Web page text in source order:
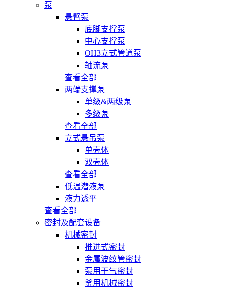
泵
悬臂泵
底脚支撑泵
中心支撑泵
OH3立式管道泵
轴流泵
查看全部
两端支撑泵
单级&两级泵
多级泵
查看全部
立式悬吊泵
单壳体
双壳体
查看全部
低温潜液泵
液力透平
查看全部
密封及配套设备
机械密封
推进式密封
金属波纹管密封
泵用干气密封
釜用机械密封